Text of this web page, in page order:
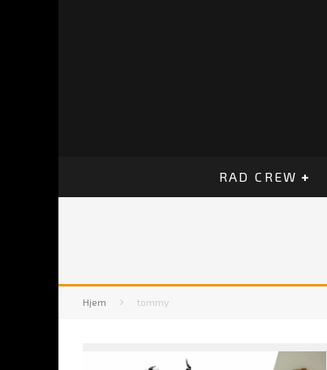
RAD CREW
Hjem tommy